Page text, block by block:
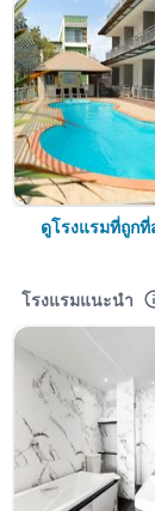
ดูโรงแรมที่ถูก
โรงแรมแนะนำ